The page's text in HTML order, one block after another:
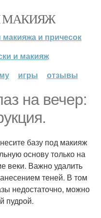
МАКИЯЖ
и причесок
и макияж
игры отзывы
на вечер:
базу под макияж
основу только на
веки. Важно удалить
теней. В том
недостаточно, можно
пудрой.